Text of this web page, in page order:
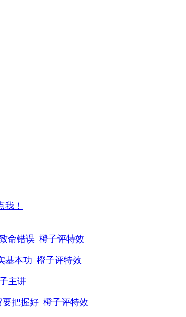
我！
命错误_橙子评特效
基本功_橙子评特效
主讲
把握好_橙子评特效